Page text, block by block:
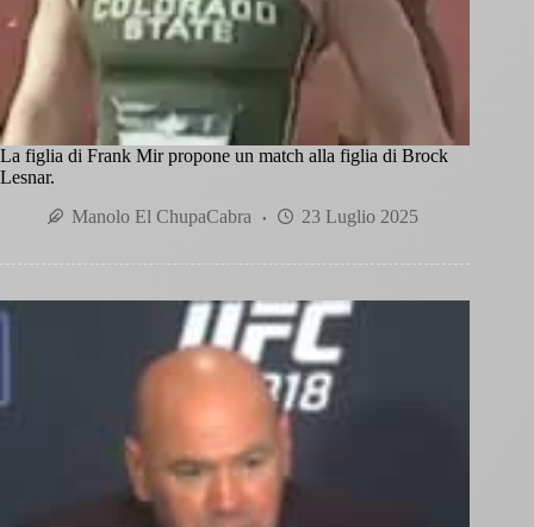
La figlia di Frank Mir propone un match alla figlia di Brock
Lesnar.
Manolo El ChupaCabra
23 Luglio 2025